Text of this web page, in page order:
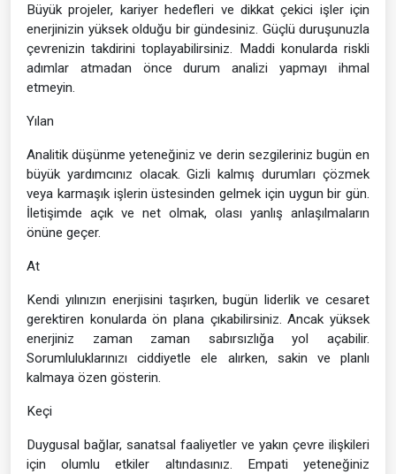
Büyük projeler, kariyer hedefleri ve dikkat çekici işler için
enerjinizin yüksek olduğu bir gündesiniz. Güçlü duruşunuzla
çevrenizin takdirini toplayabilirsiniz. Maddi konularda riskli
adımlar atmadan önce durum analizi yapmayı ihmal
etmeyin.
Yılan
Analitik düşünme yeteneğiniz ve derin sezgileriniz bugün en
büyük yardımcınız olacak. Gizli kalmış durumları çözmek
veya karmaşık işlerin üstesinden gelmek için uygun bir gün.
İletişimde açık ve net olmak, olası yanlış anlaşılmaların
önüne geçer.
At
Kendi yılınızın enerjisini taşırken, bugün liderlik ve cesaret
gerektiren konularda ön plana çıkabilirsiniz. Ancak yüksek
enerjiniz zaman zaman sabırsızlığa yol açabilir.
Sorumluluklarınızı ciddiyetle ele alırken, sakin ve planlı
kalmaya özen gösterin.
Keçi
Duygusal bağlar, sanatsal faaliyetler ve yakın çevre ilişkileri
için olumlu etkiler altındasınız. Empati yeteneğiniz